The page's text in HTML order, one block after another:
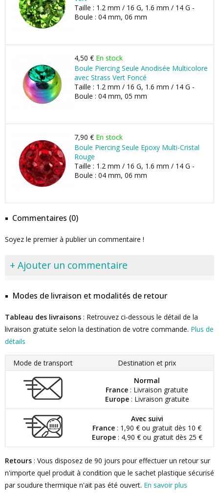
Taille : 1.2 mm / 16 G, 1.6 mm / 14 G -
Boule : 04 mm, 06 mm
4,50 € En stock
Boule Piercing Seule Anodisée Multicolore
avec Strass Vert Foncé
Taille : 1.2 mm / 16 G, 1.6 mm / 14 G -
Boule : 04 mm, 05 mm
7,90 € En stock
Boule Piercing Seule Epoxy Multi-Cristal
Rouge
Taille : 1.2 mm / 16 G, 1.6 mm / 14 G -
Boule : 04 mm, 06 mm
Commentaires (0)
Soyez le premier à publier un commentaire !
+ Ajouter un commentaire
Modes de livraison et modalités de retour
Tableau des livraisons : Retrouvez ci-dessous le détail de la
livraison gratuite selon la destination de votre commande. Plus de
détails
Mode de transport
Destination et prix
Normal
France : Livraison gratuite
Europe: Livraison gratuite
Avec suivi
France : 1,90 € ou gratuit dès 10 €
Europe: 4,90 € ou gratuit dès 25 €
Retours : Vous disposez de 90 jours pour effectuer un retour sur
n'importe quel produit à condition que le sachet plastique sécurisé
par soudure thermique n'ait pas été ouvert. En savoir plus